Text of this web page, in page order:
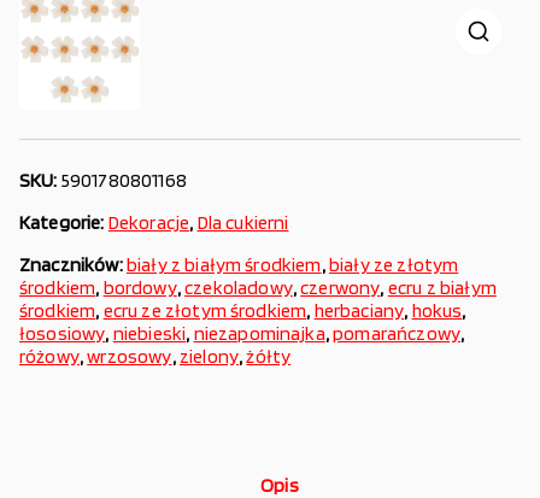
SKU: 5901780801168
Kategorie: Dekoracje, Dla cukierni
Znaczników:biały z białym środkiem,biały ze złotym
środkiem, bordowy,czekoladowy,czerwony, ecru z białym
środkiem, ecru ze złotym środkiem, herbaciany, hokus,
łososiowy, niebieski, niezapominajka,pomarańczowy,
różowy,wrzosowy, zielony,żółty
Opis